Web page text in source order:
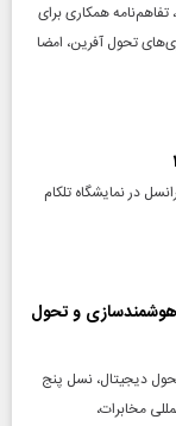
همکاری برای
تحول‌ آفرین، امضا
در نمایشگاه تلکام
دستاوردهای هوشمندسازی و تحول
دیجیتال، نسل پنج
مخابرات،